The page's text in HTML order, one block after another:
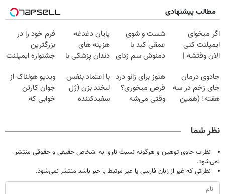
مطالب پیشنهادی
اگر میخوای
ایمپلنت کنی
الان وقتشه |
میلیون تومان!!!
شست و شوی
عمقی کبد با
دمنوش سم زدای
پایان دغدغه
هزینه های
دندان پزشکی با
خانگی
فرم خود را در
بزرگترین
جشنواره ایمپلنت
فقط ۲۵ میلیون
جادوی درمان
جای زخم در سه
هفته! (همین
هنوز برای زانو درد
قرص میخوری؟
وقتی می‌شه
با اعتماد بنفس
لبخند بزن (ژل
سفیدکننده
ویدیو هولناک از
جوان کارتن
خوابی که
نظر شما
نظرات حاوی توهین و هرگونه نسبت ناروا به اشخاص حقیقی و حقوقی منتشر
نمی‌شود.
نظراتی که غیر از زبان فارسی یا غیر مرتبط با خبر باشد منتشر نمی‌شود.